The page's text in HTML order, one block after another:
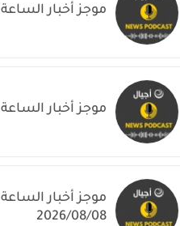
موجز أخبار الساعة 12م 2026/08/08
موجز أخبار الساعة 11ص 2026/08/08
2026/08/08